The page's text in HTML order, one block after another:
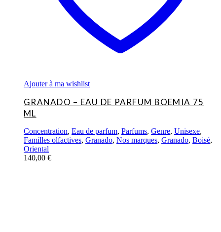
Ajouter à ma wishlist
GRANADO – EAU DE PARFUM BOEMIA 75
ML
Concentration, Eau de parfum, Parfums, Genre, Unisexe,
Familles olfactives, Granado, Nos marques, Granado, Boisé,
Oriental
140,00 €